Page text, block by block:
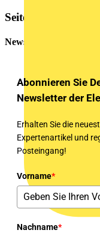
Seitenleiste
Newsletter
Abonnieren Sie
Newsletter der
Erhalten Sie die
Expertenartikel und
Posteingang!
Vorname*
Nachname*